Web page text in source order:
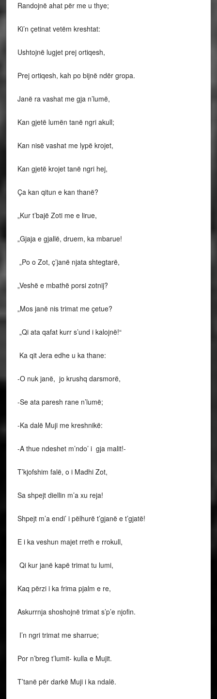
Randojnë ahat për me u thye;
Ki’n çetinat vetëm kreshtat:
Ushtojnë lugjet prej ortiqesh,
Prej ortiqesh, kah po bijnë ndër gropa.
Janë ra vashat me gja n’lumë,
Kan gjetë lumën tanë ngri akull;
Kan nisë vashat me lypë krojet,
Kan gjetë krojet tanë ngri hej,
Ça kan qitun e kan thanë?
„Kur t’bajë Zoti me e lirue,
„Gjaja e gjallë, druem, ka mbarue!
„Po o Zot, ç’janë njata shtegtarë,
„Veshë e mbathë porsi zotnij?
„Mos janë nis trimat me çetue?
„Qi ata qafat kurr s’und i kalojnë!“
Ka qit Jera edhe u ka thane:
-O nuk janë, jo krushq darsmorë,
-Se ata paresh rane n’lumë;
-Ka dalë Muji me kreshnikë:
-A thue ndeshet m’ndo’ i gja malit!-
T’kjofshim falë, o i Madhi Zot,
Sa shpejt diellin m’a xu reja!
Shpejt m’a endi’ i pëlhurë t’gjanë e t’gjatë!
E i ka veshun majet rreth e rrokull,
Qi kur janë kapë trimat tu lumi,
Kaq përzi i ka frima pjalm e re,
Askurrnja shoshojnë trimat s’p’e njofin.
I’n ngri trimat me sharrue;
Por n’breg t’lumit- kulla e Mujit.
T’tanë për darkë Muji i ka ndalë.